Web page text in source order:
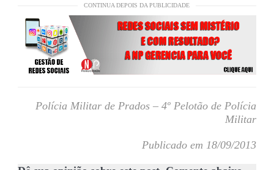
CONTINUA DEPOIS DA PUBLICIDADE
Polícia Militar de Prados – 4º Pelotão de Polícia
Militar
Publicado em 18/09/2013